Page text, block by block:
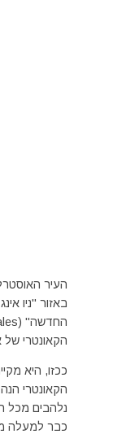
הקאונטרי של
ככזו, היא
הקאונטרי
נלהבים מכל
כבר למעלה